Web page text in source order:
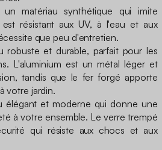
un matériau synthétique qui imite
résistant aux UV, à l'eau et aux
que peu d'entretien.
robuste et durable, parfait pour les
L'aluminium est un métal léger et
tandis que le fer forgé apporte
votre jardin.
élégant et moderne qui donne une
à votre ensemble. Le verre trempé
qui résiste aux chocs et aux